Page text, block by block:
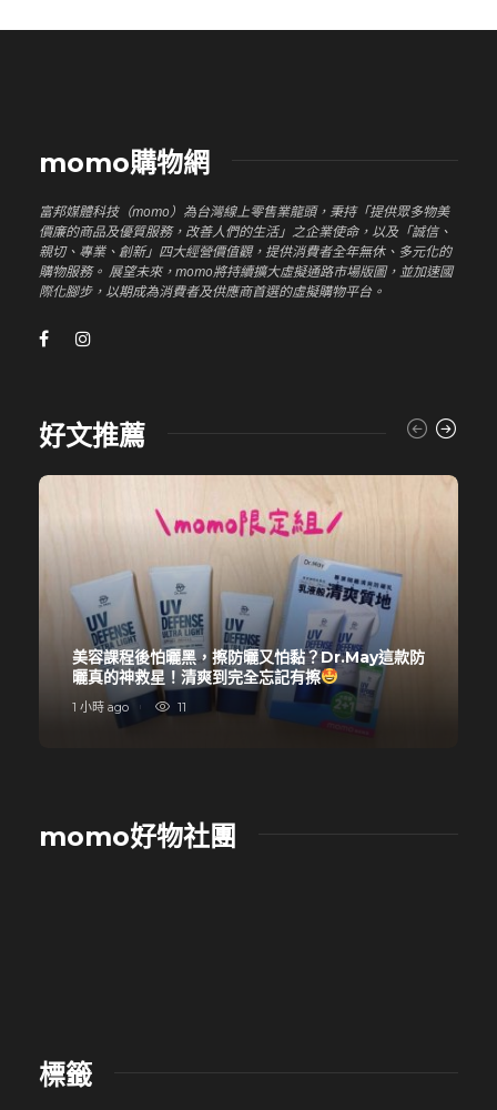
momo購物網
富邦媒體科技（momo）為台灣線上零售業龍頭，秉持「提供眾多物美
價廉的商品及優質服務，改善人們的生活」之企業使命，以及「誠信、
親切、專業、創新」四大經營價值觀，提供消費者全年無休、多元化的
購物服務。 展望未來，momo將持續擴大虛擬通路市場版圖，並加速國
際化腳步，以期成為消費者及供應商首選的虛擬購物平台。
好文推薦
美容課程後怕曬黑，擦防曬又怕黏？Dr.May這款防
曬真的神救星！清爽到完全忘記有擦
1 小時 ago 11
momo好物社團
標籤